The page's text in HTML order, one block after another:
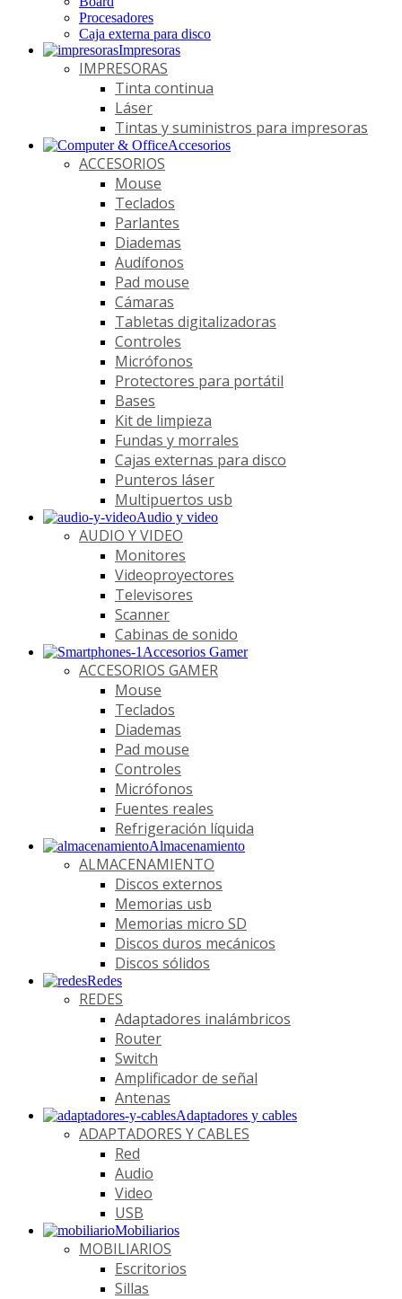
Procesadores
Caja externa para disco
Impresoras
IMPRESORAS
Tinta continua
Láser
Tintas y suministros para impresoras
Accesorios
ACCESORIOS
Mouse
Teclados
Parlantes
Diademas
Audífonos
Pad mouse
Cámaras
Tabletas digitalizadoras
Controles
Micrófonos
Protectores para portátil
Bases
Kit de limpieza
Fundas y morrales
Cajas externas para disco
Punteros láser
Multipuertos usb
Audio y video
AUDIO Y VIDEO
Monitores
Videoproyectores
Televisores
Scanner
Cabinas de sonido
Accesorios Gamer
ACCESORIOS GAMER
Mouse
Teclados
Diademas
Pad mouse
Controles
Micrófonos
Fuentes reales
Refrigeración líquida
Almacenamiento
ALMACENAMIENTO
Discos externos
Memorias usb
Memorias micro SD
Discos duros mecánicos
Discos sólidos
Redes
REDES
Adaptadores inalámbricos
Router
Switch
Amplificador de señal
Antenas
Adaptadores y cables
ADAPTADORES Y CABLES
Red
Audio
Video
USB
Mobiliarios
MOBILIARIOS
Escritorios
Sillas